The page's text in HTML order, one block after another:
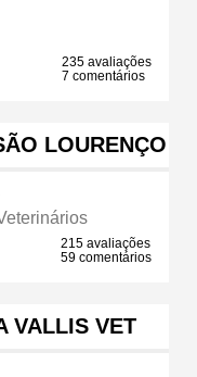
235 avaliações
7 comentários
LOURENÇO
215 avaliações
59 comentários
VALLIS VET